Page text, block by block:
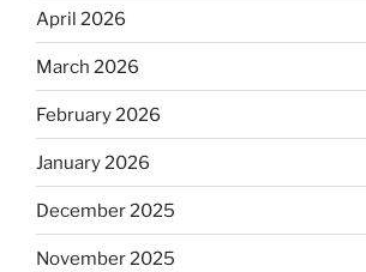
April 2026
March 2026
February 2026
January 2026
December 2025
November 2025